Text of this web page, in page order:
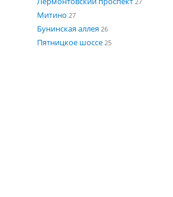
Митино 27
Бунинская аллея 26
Пятницкое шоссе 25